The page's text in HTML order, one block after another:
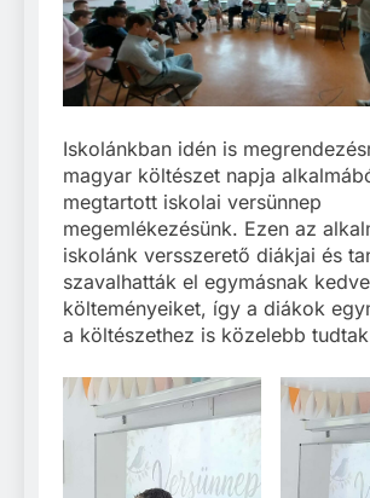
Iskolánkban idén is
magyar költészet napja
megtartott iskolai versünnep
megemlékezésünk. Ezen az
iskolánk versszerető diákjai és
szavalhatták el egymásnak
költeményeiket, így a diákok
a költészethez is közelebb